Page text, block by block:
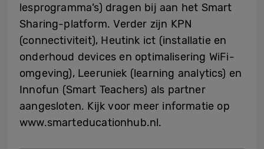
lesprogramma’s) dragen bij aan het Smart
Sharing-platform. Verder zijn KPN
(connectiviteit), Heutink ict (installatie en
onderhoud devices en optimalisering WiFi-
omgeving), Leeruniek (learning analytics) en
Innofun (Smart Teachers) als partner
aangesloten. Kijk voor meer informatie op
www.smarteducationhub.nl.